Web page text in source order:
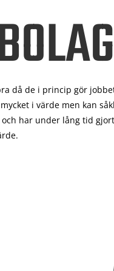
då de i princip gör
i värde men kan
har under lång tid